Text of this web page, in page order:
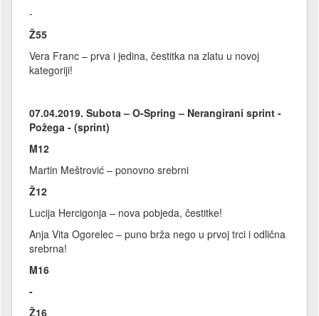
-
Ž55
Vera Franc – prva i jedina, čestitka na zlatu u novoj
kategoriji!
07.04.2019. Subota – O-Spring – Nerangirani sprint -
Požega - (sprint)
M12
Martin Meštrović – ponovno srebrni
Ž12
Lucija Hercigonja – nova pobjeda, čestitke!
Anja Vita Ogorelec – puno brža nego u prvoj trci i odlična
srebrna!
M16
-
Ž16